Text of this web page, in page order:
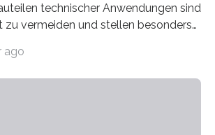
technischer Anwendungen sind
zu vermeiden und stellen besonders
große Herausforderung dar.
ago